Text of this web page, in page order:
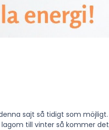
sajt så tidigt som möjligt.
till vinter så kommer det